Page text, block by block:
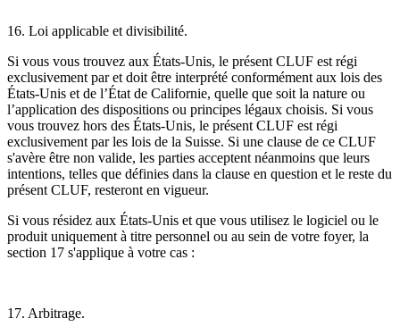
16. Loi applicable et divisibilité.
Si vous vous trouvez aux États-Unis, le présent CLUF est régi
exclusivement par et doit être interprété conformément aux lois des
États-Unis et de l’État de Californie, quelle que soit la nature ou
l’application des dispositions ou principes légaux choisis. Si vous
vous trouvez hors des États-Unis, le présent CLUF est régi
exclusivement par les lois de la Suisse. Si une clause de ce CLUF
s'avère être non valide, les parties acceptent néanmoins que leurs
intentions, telles que définies dans la clause en question et le reste du
présent CLUF, resteront en vigueur.
Si vous résidez aux États-Unis et que vous utilisez le logiciel ou le
produit uniquement à titre personnel ou au sein de votre foyer, la
section 17 s'applique à votre cas :
17. Arbitrage.